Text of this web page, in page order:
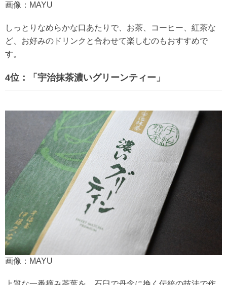
画像：MAYU
しっとりなめらかな口あたりで、お茶、コーヒー、紅茶な
ど、お好みのドリンクと合わせて楽しむのもおすすめで
す。
4位：「宇治抹茶濃いグリーンティー」
画像：MAYU